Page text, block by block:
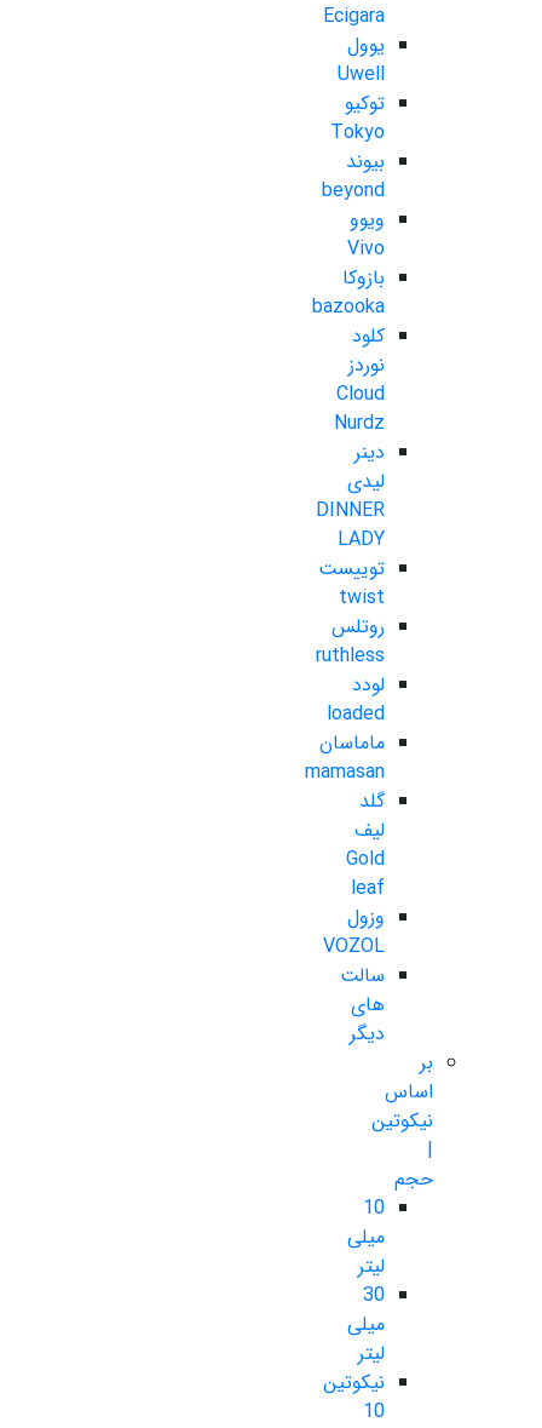
Ecigara
یوول
Uwell
توکیو
Tokyo
بیوند
beyond
ویوو
Vivo
بازوکا
bazooka
کلود
نوردز
Cloud
Nurdz
دینر
لیدی
DINNER
LADY
توییست
twist
روتلس
ruthless
لودد
loaded
ماماسان
mamasan
گلد
لیف
Gold
leaf
وزول
VOZOL
سالت
های
دیگر
بر
اساس
نیکوتین
|
حجم
10
میلی
لیتر
30
میلی
لیتر
نیکوتین
10